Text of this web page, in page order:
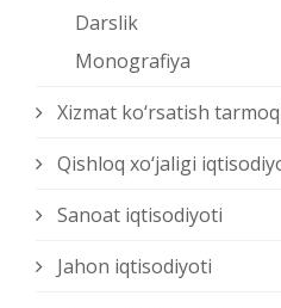
Darslik
Monografiya
Xizmat kо‘rsatish
Qishloq xо‘jaligi
Sanoat iqtisodiyoti
Jahon iqtisodiyoti